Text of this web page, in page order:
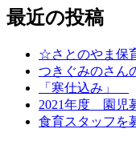
の
最近の投稿
☆さとのやま保
つきぐみのさん
「寒仕込み」
2021年度 園児
食育スタッフを